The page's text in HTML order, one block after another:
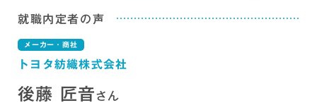
就職内定者の声
メーカー・商社
トヨタ紡織株式会社
後藤 匠音さん